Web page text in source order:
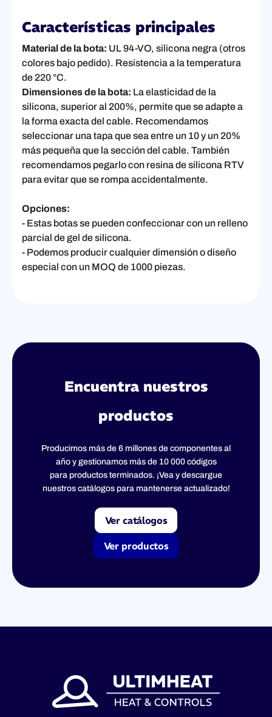
Características principales
Material de la bota: UL 94-VO, silicona negra (otros
colores bajo pedido). Resistencia a la temperatura
de 220 °C.
Dimensiones de la bota: La elasticidad de la
silicona, superior al 200%, permite que se adapte a
la forma exacta del cable. Recomendamos
seleccionar una tapa que sea entre un 10 y un 20%
más pequeña que la sección del cable. También
recomendamos pegarlo con resina de silicona RTV
para evitar que se rompa accidentalmente.
Opciones:
- Estas botas se pueden confeccionar con un relleno
parcial de gel de silicona.
- Podemos producir cualquier dimensión o diseño
especial con un MOQ de 1000 piezas.
Encuentra nuestros
productos
Producimos más de 6 millones de componentes al
año y gestionamos más de 10 000 códigos
para productos terminados. ¡Vea y descargue
nuestros catálogos para mantenerse actualizado!
Ver catálogos
Ver productos